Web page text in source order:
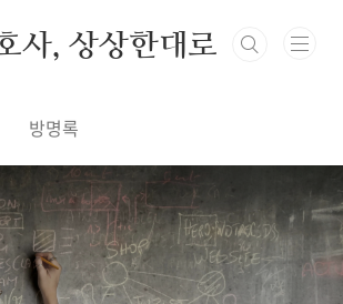
사, 상상한대로
방명록